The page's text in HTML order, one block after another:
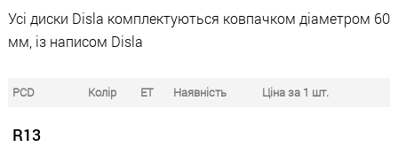
Усі диски Disla комплектуються ковпачком діаметром 60
мм, із написом Disla
PCD Колір ET Наявність Ціна за 1 шт.
R13